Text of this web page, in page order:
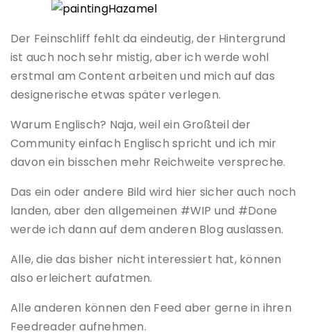
Der Feinschliff fehlt da eindeutig, der Hintergrund
ist auch noch sehr mistig, aber ich werde wohl
erstmal am Content arbeiten und mich auf das
designerische etwas später verlegen.
Warum Englisch? Naja, weil ein Großteil der
Community einfach Englisch spricht und ich mir
davon ein bisschen mehr Reichweite verspreche.
Das ein oder andere Bild wird hier sicher auch noch
landen, aber den allgemeinen #WIP und #Done
werde ich dann auf dem anderen Blog auslassen.
Alle, die das bisher nicht interessiert hat, können
also erleichert aufatmen.
Alle anderen können den Feed aber gerne in ihren
Feedreader aufnehmen.